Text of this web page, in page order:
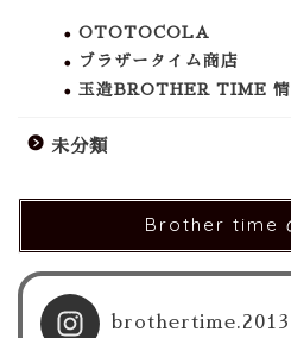
OTOTOCOLA
ブラザータイム商店
玉造BROTHER TIME 情
未分類
Brother time
brothertime.2013